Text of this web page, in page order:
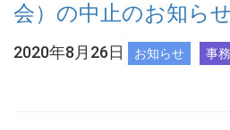
会）の中止のお知らせ
2020年8月26日 お知らせ 事